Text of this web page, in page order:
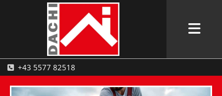
 +43 5577 82518